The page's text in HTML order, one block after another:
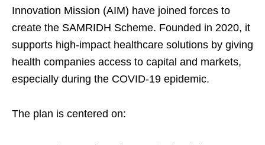
Innovation Mission (AIM) have joined forces to
create the SAMRIDH Scheme. Founded in 2020, it
supports high-impact healthcare solutions by giving
health companies access to capital and markets,
especially during the COVID-19 epidemic.
The plan is centered on: